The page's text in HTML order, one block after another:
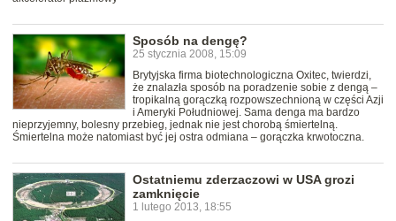
Sposób na dengę?
25 stycznia 2008, 15:09
Brytyjska firma biotechnologiczna Oxitec, twierdzi,
że znalazła sposób na poradzenie sobie z dengą –
tropikalną gorączką rozpowszechnioną w części Azji
i Ameryki Południowej. Sama denga ma bardzo
nieprzyjemny, bolesny przebieg, jednak nie jest chorobą śmiertelną.
Śmiertelna może natomiast być jej ostra odmiana – gorączka krwotoczna.
Ostatniemu zderzaczowi w USA grozi
zamknięcie
1 lutego 2013, 18:55